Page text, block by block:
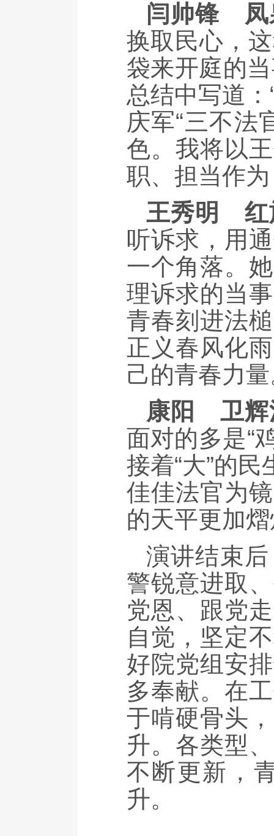
闫帅锋
换取民心，
袋来开庭的
总结中写道
庆军“三不法
色。我将以
职、担当作
王秀明
听诉求，用
一个角落。
理诉求的当
青春刻进法
正义春风化
己的青春力
康阳 卫
面对的多是“
接着“大”的
佳佳法官为
的天平更加
演讲结束
警锐意进取
党恩、跟党
自觉，坚定
好院党组安
多奉献。在
于啃硬骨头
升。各类型
不断更新，
升。